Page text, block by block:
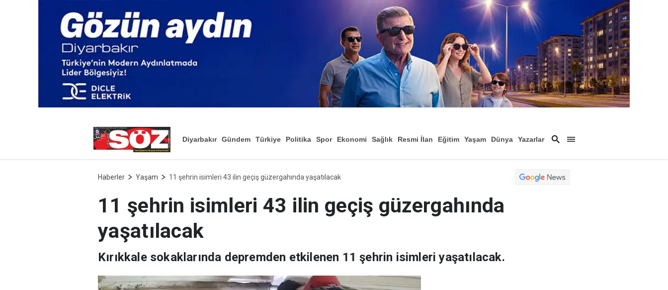
Diyarbakır Gündem Türkiye Politika Spor Ekonomi Sağlık Resmi İlan Eğitim Yaşam
Dünya
Yazarlar
Haberler Yaşam 11 şehrin isimleri 43 ilin geçiş güzergahında yaşatılacak
11 şehrin isimleri 43 ilin geçiş güzergahında
yaşatılacak
Kırıkkale sokaklarında depremden etkilenen 11 şehrin isimleri yaşatılacak.